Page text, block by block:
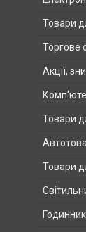
Товари
Торгове
Акції,
Товари
Товари
Годинник